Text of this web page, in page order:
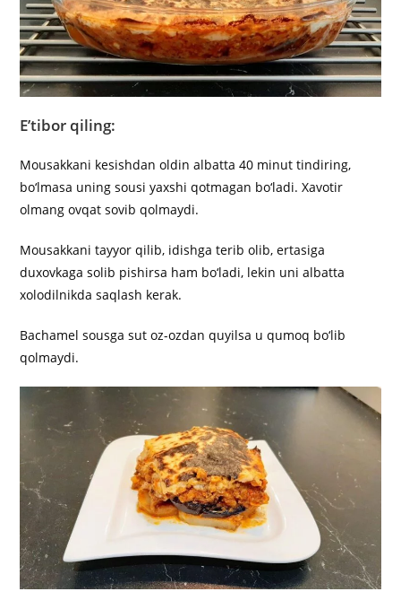
E’tibor qiling:
Mousakkani kesishdan oldin albatta 40 minut tindiring,
bo‘lmasa uning sousi yaxshi qotmagan bo‘ladi. Xavotir
olmang ovqat sovib qolmaydi.
Mousakkani tayyor qilib, idishga terib olib, ertasiga
duxovkaga solib pishirsa ham bo‘ladi, lekin uni albatta
xolodilnikda saqlash kerak.
Bachamel sousga sut oz-ozdan quyilsa u qumoq bo‘lib
qolmaydi.